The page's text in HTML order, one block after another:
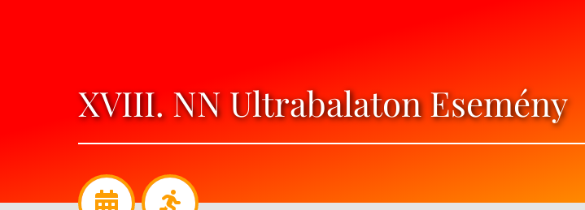
XVIII. NN Ultrabalaton Esemény